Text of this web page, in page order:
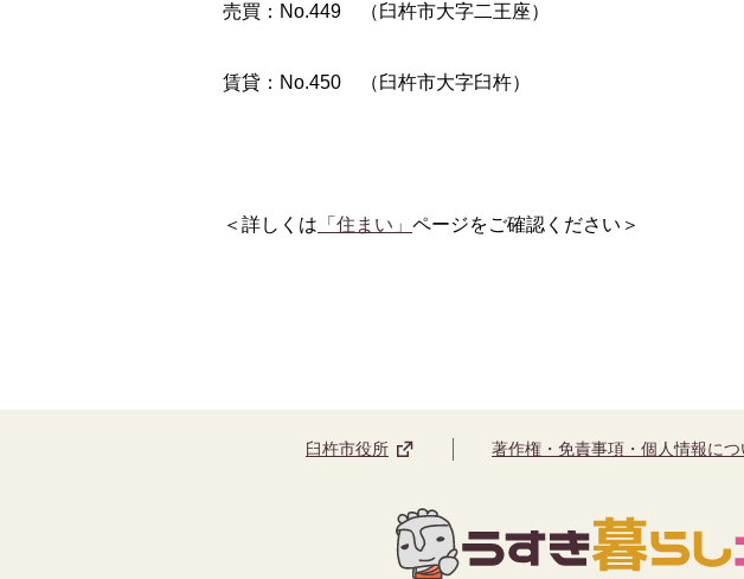
売買：No.449 （臼杵市大字二王座）
賃貸：No.450 （臼杵市大字臼杵）
＜詳しくは 「住まい」 ページをご確認ください＞
臼杵市役所 著作権・免責事項・個人情報につ